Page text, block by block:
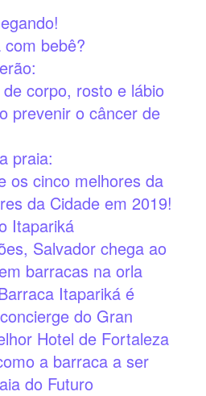
bebê?
corpo, rosto e lábio
prevenir o câncer de
praia:
os cinco melhores da
da Cidade em 2019!
Itapariká
Salvador chega ao
barracas na orla
Itapariká é
do Gran
Hotel de Fortaleza
a barraca a ser
do Futuro